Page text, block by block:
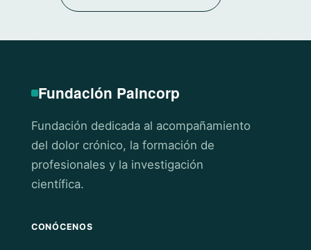
Fundación Paincorp
Fundación dedicada al acompañamiento
del dolor crónico, la formación de
profesionales y la investigación
científica.
CONÓCENOS